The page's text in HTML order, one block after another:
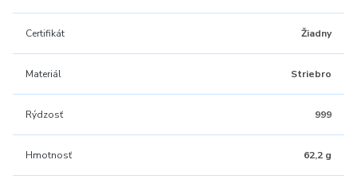
Certifikát Žiadny
Materiál Striebro
Rýdzosť 999
Hmotnosť 62,2 g